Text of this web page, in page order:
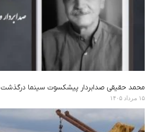
محمد حقیقی صدابردار پیشکسوت سینما درگذشت
۱۵ مرداد ۱۴۰۵